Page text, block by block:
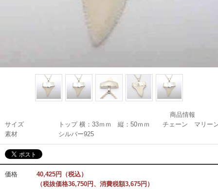
商品情報
サイズ
トップ 横：33ｍｍ 縦：50ｍｍ チェーン マリー
素材
シルバー925
価格
40,425円（税込）
（税抜価格36,750円、消費税額3,675円）